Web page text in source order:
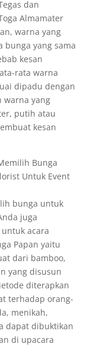
dan
Almamater
warna yang
yang sama
kesan
rata warna
dipadu dengan
warna yang
putih atau
kesan
Bunga
Untuk Event
bunga untuk
juga
acara
Papan yaitu
dari bamboo,
yang disusun
diterapkan
terhadap orang-
menikah,
dapat dibuktikan
di upacara